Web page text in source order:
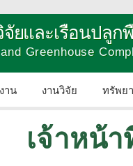
ยและเรือนปลูก
Greenhouse
าน งานวิจัย ทรัพย
เจ้าหน้